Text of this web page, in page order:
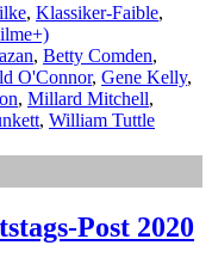
, Klassiker-Faible,
, Betty Comden,
O'Connor, Gene Kelly,
, Millard Mitchell,
, William Tuttle
Post 2020